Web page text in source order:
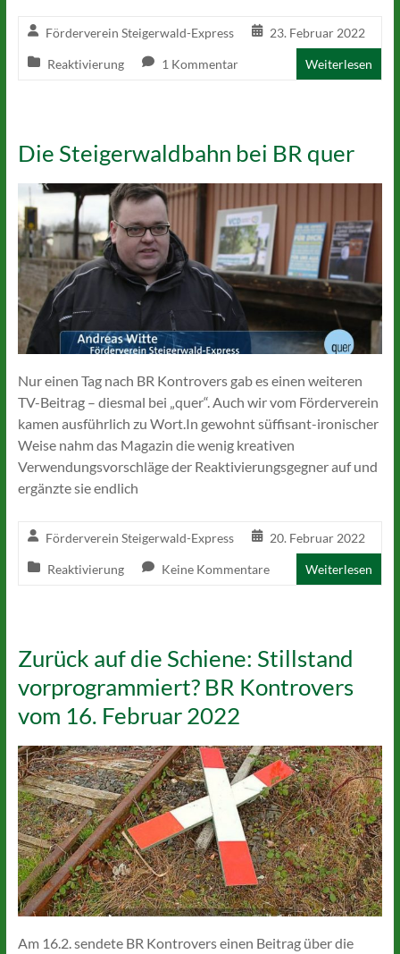
Förderverein Steigerwald-Express 23. Februar 2022
Reaktivierung 1 Kommentar Weiterlesen
Die Steigerwaldbahn bei BR quer
Nur einen Tag nach BR Kontrovers gab es einen weiteren
TV-Beitrag – diesmal bei „quer“. Auch wir vom Förderverein
kamen ausführlich zu Wort.In gewohnt süffisant-ironischer
Weise nahm das Magazin die wenig kreativen
Verwendungsvorschläge der Reaktivierungsgegner auf und
ergänzte sie endlich
Förderverein Steigerwald-Express 20. Februar 2022
Reaktivierung Keine Kommentare Weiterlesen
Zurück auf die Schiene: Stillstand
vorprogrammiert? BR Kontrovers
vom 16. Februar 2022
Am 16.2. sendete BR Kontrovers einen Beitrag über die